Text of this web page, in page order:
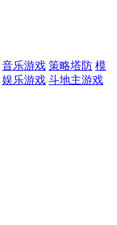
音乐游戏 策略塔防 模
娱乐游戏 斗地主游戏